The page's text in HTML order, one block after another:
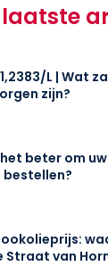
laatste
L | Wat
zijn?
beter om
bestellen?
Straat van